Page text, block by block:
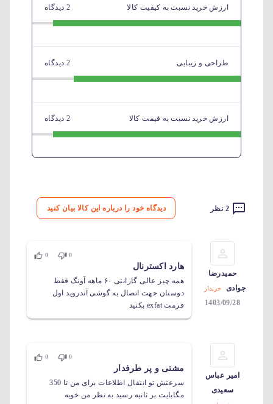
ارزش خرید نسبت به کیفیت کالا 2 دیدگاه
طراحی و زیبایی 2 دیدگاه
ارزش خرید نسبت به قیمت کالا 2 دیدگاه
2 نظر دیدگاه خود را درباره این کالا بیان کنید
حمیدرضا
جوادی
خریدار
1403/09/28
0
0
هارد اکسترنال
همه چیز عالی گارانتی ۶۰ ماهه آونگ فقط
دوستان جهت اتصال به گوشی آندروید اول
فرمت exfat بکنید
امیر عباس
سعیدی
0
0
مشتی و پر طرفدار
سرعتش تو انتقال اطلاعات برای من تا 350
مگابایت بر ثانیه رسید به نظر من خوبه